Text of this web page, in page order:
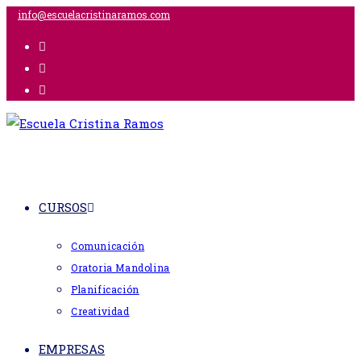
contenido
info@escuelacristinaramos.com
CURSOS
Comunicación
Oratoria Mandolina
Planificación
Creatividad
EMPRESAS